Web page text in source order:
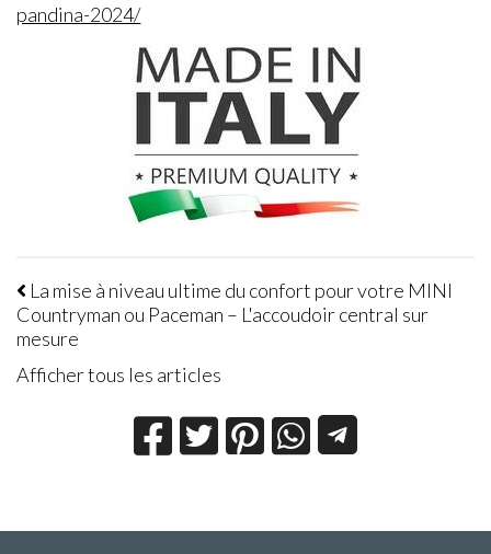
pandina-2024/
La mise à niveau ultime du confort pour votre MINI
Countryman ou Paceman – L'accoudoir central sur
mesure
Afficher tous les articles